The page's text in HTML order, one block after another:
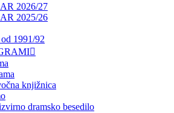
2026/27
2025/26
1991/92
knjižnica
dramsko besedilo